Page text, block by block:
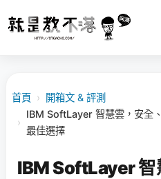
首頁 › 開箱文 & 評測
›
IBM SoftLayer 智慧雲，安全
最佳選擇
IBM SoftLayer 智